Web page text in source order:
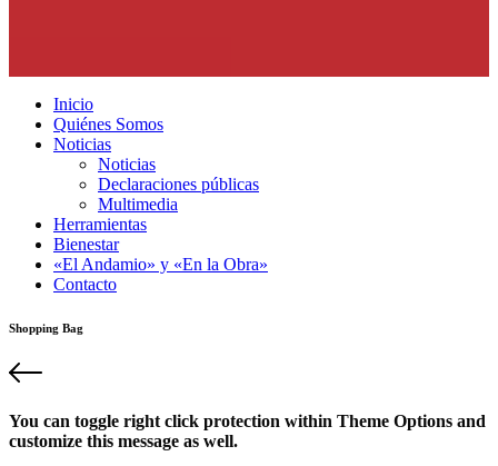
Inicio
Quiénes Somos
Noticias
Noticias
Declaraciones públicas
Multimedia
Herramientas
Bienestar
«El Andamio» y «En la Obra»
Contacto
Shopping Bag
You can toggle right click protection within Theme Options and
customize this message as well.